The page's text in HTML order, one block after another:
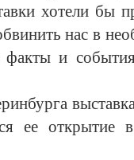
хотели бы
нас в
факты и
ее открытие